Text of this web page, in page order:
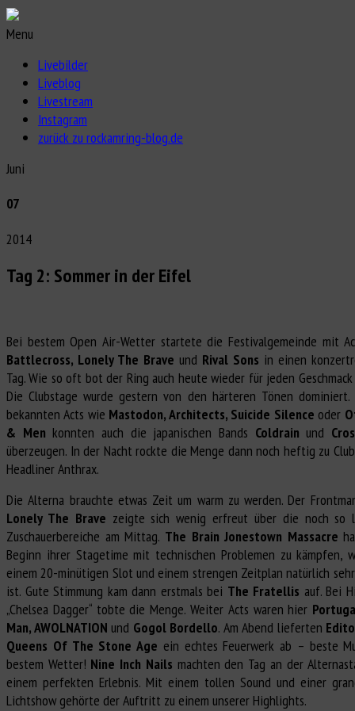
Menu
Livebilder
Liveblog
Livestream
Instagram
zurück zu rockamring-blog.de
Juni
07
2014
Tag 2: Sommer in der Eifel
Bei bestem Open Air-Wetter startete die Festivalgemeinde mit
Battlecross, Lonely The Brave und Rival Sons in einen
Tag. Wie so oft bot der Ring auch heute wieder für jeden
Die Clubstage wurde gestern von den härteren Tönen dominiert.
bekannten Acts wie Mastodon, Architects, Suicide Silence oder
& Men konnten auch die japanischen Bands Coldrain und
überzeugen. In der Nacht rockte die Menge dann noch heftig zu
Headliner Anthrax.
Die Alterna brauchte etwas Zeit um warm zu werden. Der
Lonely The Brave zeigte sich wenig erfreut über die noch so
Zuschauerbereiche am Mittag. The Brain Jonestown Massacre
Beginn ihrer Stagetime mit technischen Problemen zu kämpfen,
einem 20-minütigen Slot und einem strengen Zeitplan natürlich
ist. Gute Stimmung kam dann erstmals bei The Fratellis auf. Bei
„Chelsea Dagger“ tobte die Menge. Weiter Acts waren hier
Man, AWOLNATION und Gogol Bordello. Am Abend lieferten
Queens Of The Stone Age ein echtes Feuerwerk ab – beste
bestem Wetter! Nine Inch Nails machten den Tag an der
einem perfekten Erlebnis. Mit einem tollen Sound und einer
Lichtshow gehörte der Auftritt zu einem unserer Highlights.